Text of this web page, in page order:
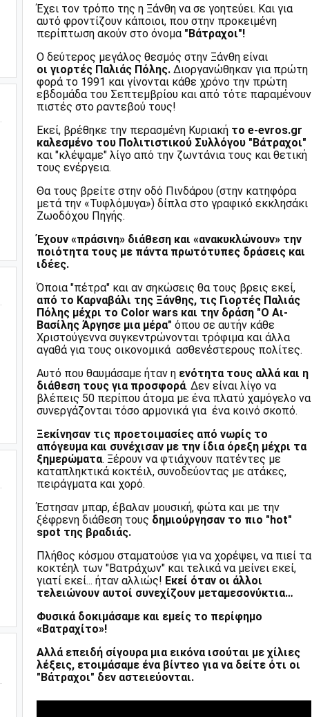
Έχει τον τρόπο της η Ξάνθη να σε γοητεύει. Και για
αυτό φροντίζουν κάποιοι, που στην προκειμένη
περίπτωση ακούν στο όνομα "Βάτραχοι"!
Ο δεύτερος μεγάλος θεσμός στην Ξάνθη είναι
οι γιορτές Παλιάς Πόλης. Διοργανώθηκαν για πρώτη
φορά το 1991 και γίνονται κάθε χρόνο την πρώτη
εβδομάδα του Σεπτεμβρίου και από τότε παραμένουν
πιστές στο ραντεβού τους!
Εκεί, βρέθηκε την περασμένη Κυριακή το e-evros.gr
καλεσμένο του Πολιτιστικού Συλλόγου "Βάτραχοι"
και "κλέψαμε" λίγο από την ζωντάνια τους και θετική
τους ενέργεια.
Θα τους βρείτε στην οδό Πινδάρου (στην κατηφόρα
μετά την «Τυφλόμυγα») δίπλα στο γραφικό εκκλησάκι
Ζωοδόχου Πηγής.
Έχουν «πράσινη» διάθεση και «ανακυκλώνουν» την
ποιότητα τους με πάντα πρωτότυπες δράσεις και
ιδέες.
Όποια "πέτρα" και αν σηκώσεις θα τους βρεις εκεί,
από το Καρναβάλι της Ξάνθης, τις Γιορτές Παλιάς
Πόλης μέχρι το Color wars και την δράση "Ο Αι-
Βασίλης Άργησε μια μέρα" όπου σε αυτήν κάθε
Χριστούγεννα συγκεντρώνονται τρόφιμα και άλλα
αγαθά για τους οικονομικά ασθενέστερους πολίτες.
Αυτό που θαυμάσαμε ήταν η ενότητα τους αλλά και η
διάθεση τους για προσφορά. Δεν είναι λίγο να
βλέπεις 50 περίπου άτομα με ένα πλατύ χαμόγελο να
συνεργάζονται τόσο αρμονικά για ένα κοινό σκοπό.
Ξεκίνησαν τις προετοιμασίες από νωρίς το
απόγευμα και συνέχισαν με την ίδια όρεξη μέχρι τα
ξημερώματα. Ξέρουν να φτιάχνουν πατέντες με
καταπληκτικά κοκτέιλ, συνοδεύοντας με ατάκες,
πειράγματα και χορό.
Έστησαν μπαρ, έβαλαν μουσική, φώτα και με την
ξέφρενη διάθεση τους δημιούργησαν το πιο "hot"
spot της βραδιάς.
Πλήθος κόσμου σταματούσε για να χορέψει, να πιεί τα
κοκτέηλ των "Βατράχων" και τελικά να μείνει εκεί,
γιατί εκεί... ήταν αλλιώς! Εκεί όταν οι άλλοι
τελειώνουν αυτοί συνεχίζουν μεταμεσονύκτια…
Φυσικά δοκιμάσαμε και εμείς το περίφημο
«Βατραχίτο»!
Αλλά επειδή σίγουρα μια εικόνα ισούται με χίλιες
λέξεις, ετοιμάσαμε ένα βίντεο για να δείτε ότι οι
"Βάτραχοι" δεν αστειεύονται.